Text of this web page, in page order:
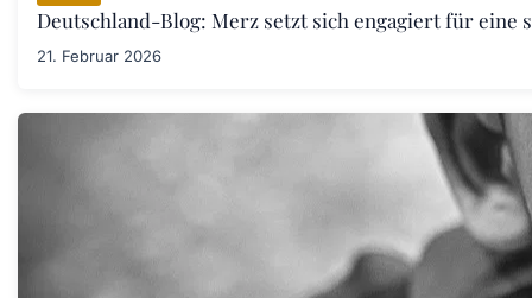
Deutschland-Blog: Merz setzt sich engagiert für eine
21. Februar 2026